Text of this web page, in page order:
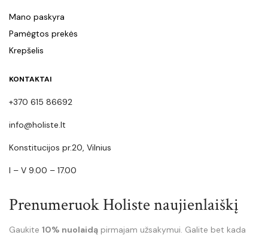
Mano paskyra
Pamėgtos prekės
Krepšelis
KONTAKTAI
+370 615 86692
info@holiste.lt
Konstitucijos pr.20, Vilnius
I – V 9.00 – 17.00
Prenumeruok Holiste naujienlaiškį
Gaukite 10% nuolaidą pirmajam užsakymui. Galite bet kada